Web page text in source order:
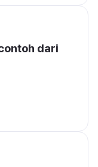
dari